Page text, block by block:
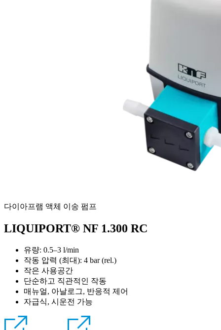
다이아프램 액체 이송 펌프
LIQUIPORT® NF 1.300 RC
유량: 0.5–3 l/min
작동 압력 (최대): 4 bar (rel.)
작은 사용공간
단순하고 직관적인 작동
매뉴얼, 아날로그, 반응적 제어
자급식, 시운전 가능